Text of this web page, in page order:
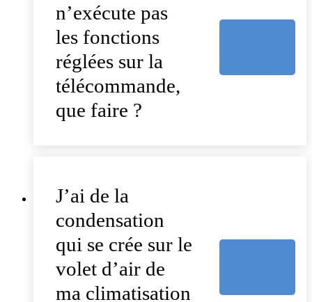
n’exécute pas
les fonctions
réglées sur la
télécommande,
que faire ?
J’ai de la
condensation
qui se crée sur le
volet d’air de
ma climatisation